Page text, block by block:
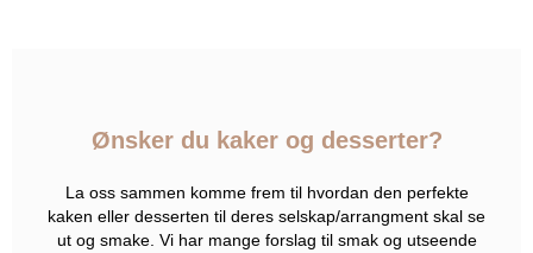
Ønsker du kaker og desserter?
La oss sammen komme frem til hvordan den perfekte
kaken eller desserten til deres selskap/arrangment skal se
ut og smake. Vi har mange forslag til smak og utseende